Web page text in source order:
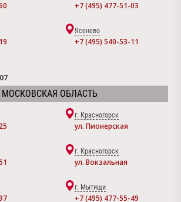
+7 (495) 477-51-03
Ясенево
+7 (495) 540-53-11
МОСКОВСКАЯ ОБЛАСТЬ
г. Красногорск
ул. Пионерская
г. Красногорск
ул. Вокзальная
г. Мытищи
+7 (495) 477-55-49